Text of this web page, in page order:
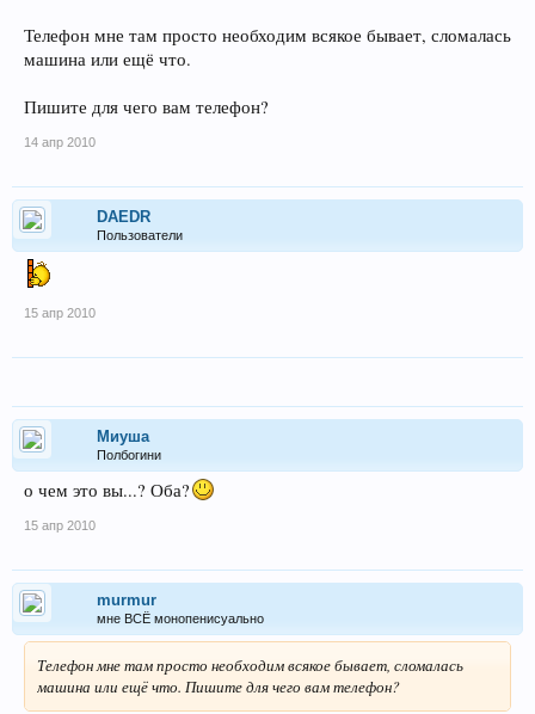
Телефон мне там просто необходим всякое бывает, сломалась
машина или ещё что.
Пишите для чего вам телефон?
14 апр 2010
DAEDR
Пользователи
15 апр 2010
Миуша
Полбогини
о чем это вы...? Оба?
15 апр 2010
murmur
мне ВСЁ монопенисуально
Телефон мне там просто необходим всякое бывает, сломалась
машина или ещё что. Пишите для чего вам телефон?